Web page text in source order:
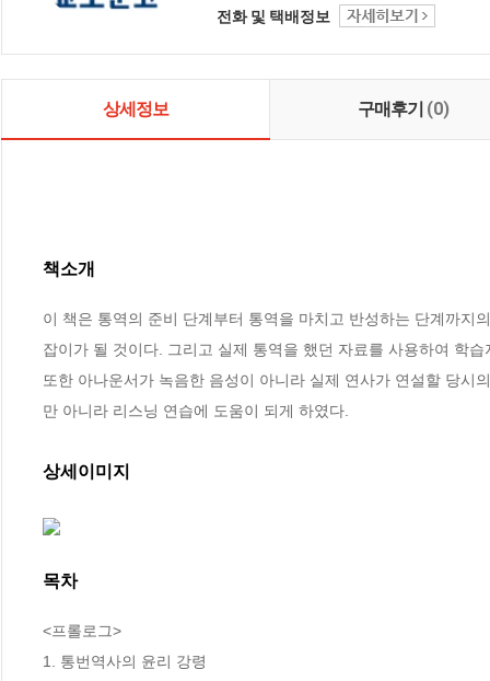
전화 및 택배정보
상세정보 구매후기 (0)
책소개
이 책은 통역의 준비 단계부터 통역을 마치고 반성하는 단계까지
잡이가 될 것이다. 그리고 실제 통역을 했던 자료를 사용하여 학
또한 아나운서가 녹음한 음성이 아니라 실제 연사가 연설할 당
만 아니라 리스닝 연습에 도움이 되게 하였다.
상세이미지
목차
<프롤로그>
1. 통번역사의 윤리 강령